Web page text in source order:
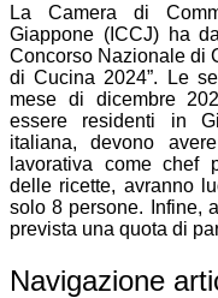
La Camera di
Giappone (ICCJ) ha
Concorso Nazionale di
di Cucina 2024”. Le
mese di dicembre
essere residenti in
italiana, devono
lavorativa come chef
delle ricette, avranno
solo 8 persone. Infine,
prevista una quota di
Navigazione